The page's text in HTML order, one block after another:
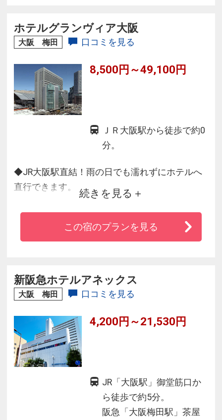
◆全館無料Wi-Fiご利用可能
ホテルグランヴィア大阪
大阪 梅田 口コミを見る
8,500円～49,100円
ＪＲ大阪駅から徒歩で約0
分。
◆JR大阪駅直結！雨の日でも濡れずにホテルへ
直行できます。
◆梅田の中心地にある抜群の立地。ユニバーサ
ル・スタジオ・ジャパンへもＪＲで約11分。
◆様々な客室タイプをご用意。ファミリーやビ
お預かりＯＫ
◆ホテル館内全フロアにて、無料でWi-Fi利用
続きを見る
この宿のプランを見る
新阪急ホテルアネックス
大阪 梅田 口コミを見る
4,200円～21,530円
JR「大阪駅」御堂筋口か
ら徒歩で約5分。
阪急「大阪梅田駅」茶屋